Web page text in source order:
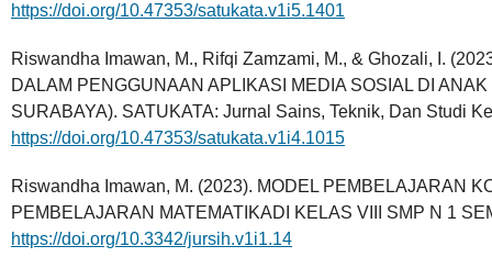
https://doi.org/10.47353/satukata.v1i5.1401
Riswandha Imawan, M., Rifqi Zamzami, M., & Ghozali, I.
DALAM PENGGUNAAN APLIKASI MEDIA SOSIAL DI
SURABAYA). SATUKATA: Jurnal Sains, Teknik, Dan Studi
https://doi.org/10.47353/satukata.v1i4.1015
Riswandha Imawan, M. (2023). MODEL PEMBELAJARAN
PEMBELAJARAN MATEMATIKADI KELAS VIII SMP N 1
https://doi.org/10.3342/jursih.v1i1.14